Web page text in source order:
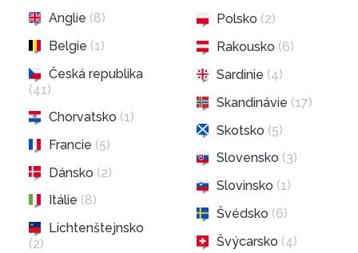
Anglie (8)
Belgie (1)
Česká republika
(41)
Chorvatsko (1)
Francie (5)
Dánsko (2)
Itálie (8)
Lichtenštejnsko
(2)
Polsko (2)
Rakousko (6)
Sardinie (4)
Skandinávie (17)
Skotsko (5)
Slovensko (3)
Slovinsko (1)
Švédsko (6)
Švýcarsko (4)